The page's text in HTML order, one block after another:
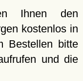
Ihnen den
kostenlos in
Bestellen bitte
und die